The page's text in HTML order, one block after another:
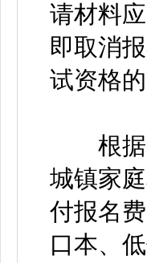
请材料
即取消
试资格
根据国
城镇家
付报名
口本、